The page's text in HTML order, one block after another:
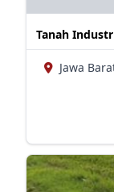
Tanah
Jawa